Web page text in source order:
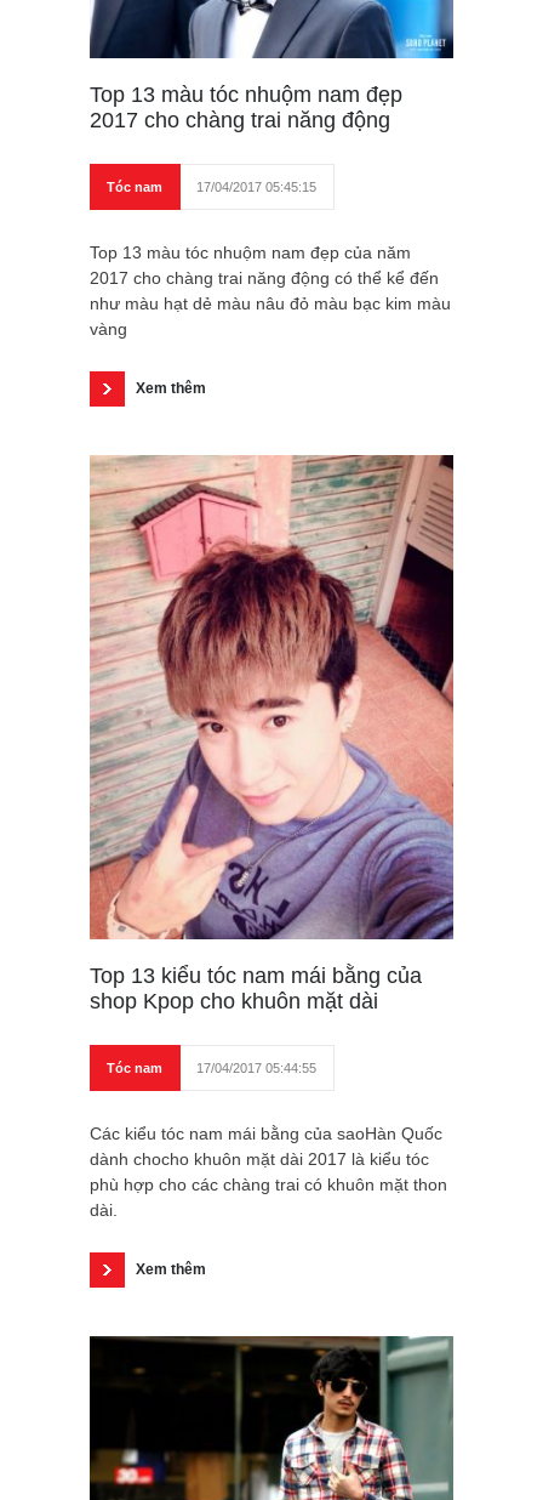
Top 13 màu tóc nhuộm nam đẹp
2017 cho chàng trai năng động
Tóc nam 17/04/2017 05:45:15
Top 13 màu tóc nhuộm nam đẹp của năm
2017 cho chàng trai năng động có thể kể đến
như màu hạt dẻ màu nâu đỏ màu bạc kim màu
vàng
Xem thêm
Top 13 kiểu tóc nam mái bằng của
shop Kpop cho khuôn mặt dài
Tóc nam 17/04/2017 05:44:55
Các kiểu tóc nam mái bằng của saoHàn Quốc
dành chocho khuôn mặt dài 2017 là kiểu tóc
phù hợp cho các chàng trai có khuôn mặt thon
dài.
Xem thêm